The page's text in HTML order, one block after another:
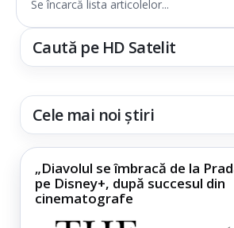
Se încarcă lista articolelor...
Caută pe HD Satelit
Cele mai noi știri
„Diavolul se îmbracă de la
pe Disney+, după succesul din
cinematografe